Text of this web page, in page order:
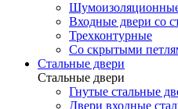
Входные двери со
Трехконтурные
Со скрытыми
Стальные двери
Стальные двери
Гнутые стальные
Двери входные